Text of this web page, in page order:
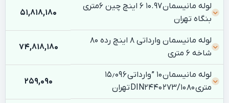
لوله مانیسمان 10.97 6 اینچ چین 6متری
بنگاه تهران
51,818,180
لوله مانیسمان وارداتی ۸ اینچ رده ۸۰
شاخه ۶ متری
74,818,180
لوله مانیسمان ۱۰ ” وارداتی ۱۵٫۰۹ 6
متری ۲۷۳/۱۰ ۸۰ DIN2440 تهران
259,090